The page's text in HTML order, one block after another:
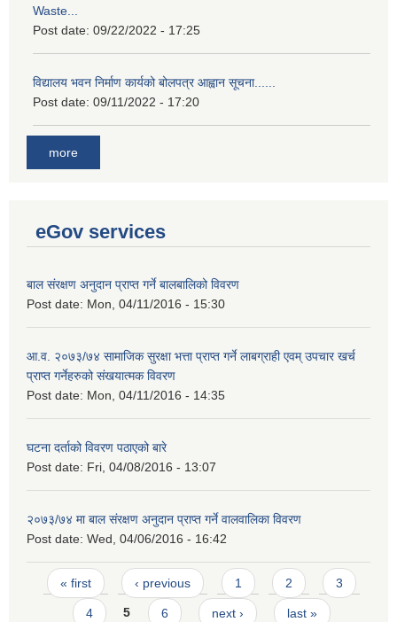
Waste...
Post date: 09/22/2022 - 17:25
विद्यालय भवन निर्माण कार्यको बोलपत्र आह्वान सूचना......
Post date: 09/11/2022 - 17:20
more
eGov services
बाल संरक्षण अनुदान प्राप्त गर्ने बालबालिको विवरण
Post date: Mon, 04/11/2016 - 15:30
आ.व. २०७३/७४ सामाजिक सुरक्षा भत्ता प्राप्त गर्ने लाबग्राही एवम् उपचार खर्च
प्राप्त गर्नेहरुको संखयात्मक विवरण
Post date: Mon, 04/11/2016 - 14:35
घटना दर्ताको विवरण पठाएको बारे
Post date: Fri, 04/08/2016 - 13:07
२०७३/७४ मा बाल संरक्षण अनुदान प्राप्त गर्ने वालवालिका विवरण
Post date: Wed, 04/06/2016 - 16:42
Pages
« first ‹ previous 1 2 3
4 5 6 next › last »